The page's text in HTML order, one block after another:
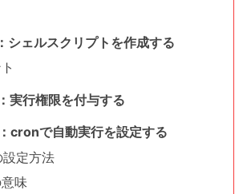
シェルスクリプトを作成する
実行権限を付与する
cronで自動実行を設定する
定方法
味